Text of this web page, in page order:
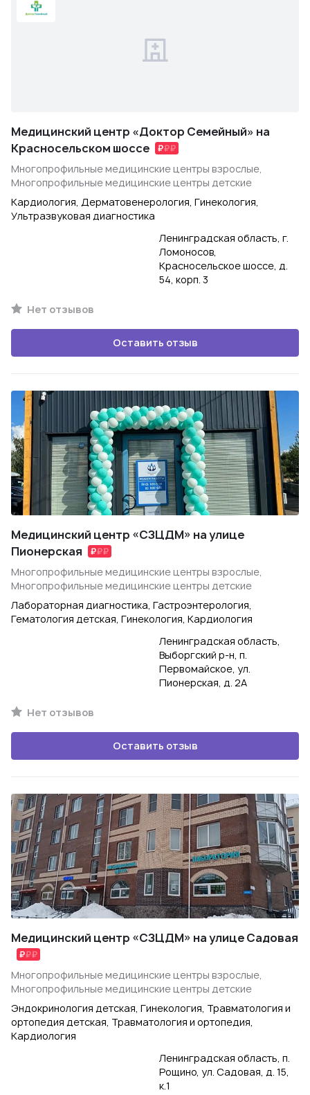
Медицинский центр «Доктор Семейный» на
Красносельском шоссе
Многопрофильные медицинские центры взрослые,
Многопрофильные медицинские центры детские
Кардиология, Дерматовенерология, Гинекология,
Ультразвуковая диагностика
Ленинградская область, г.
Ломоносов,
Красносельское шоссе, д.
54, корп. 3
Нет отзывов
Оставить отзыв
Медицинский центр «СЗЦДМ» на улице
Пионерская
Многопрофильные медицинские центры взрослые,
Многопрофильные медицинские центры детские
Лабораторная диагностика, Гастроэнтерология,
Гематология детская, Гинекология, Кардиология
Ленинградская область,
Выборгский р-н, п.
Первомайское, ул.
Пионерская, д. 2А
Нет отзывов
Оставить отзыв
Медицинский центр «СЗЦДМ» на улице Садовая
Многопрофильные медицинские центры взрослые,
Многопрофильные медицинские центры детские
Эндокринология детская, Гинекология, Травматология и
ортопедия детская, Травматология и ортопедия,
Кардиология
Ленинградская область, п.
Рощино, ул. Садовая, д. 15,
к.1